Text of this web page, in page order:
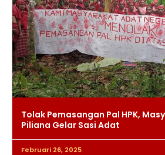
Tolak Pemasangan Pal HPK,
Piliana Gelar Sasi Adat
Februari 26, 2025